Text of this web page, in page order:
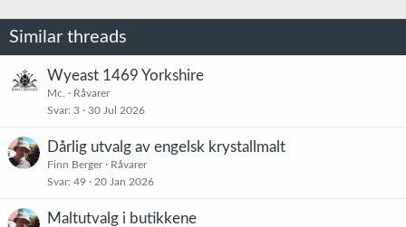
flasket jeg det, og jeg må si at jeg alt i alt ble veldig fornøyd. Jeg kan
ikke si at jeg kjenner en usmak fra gjær, eller at det lukter sats elns.
Ved bruk av internettet for å finne informasjon om turbogjær så
kommer det opp mye negativt om den, men min erfaring er
Er det noen andre her som har gode erfaringer med turbogjær?
Similar threads
Wyeast 1469 Yorkshire
Mc.
Råvarer
Svar 3 30 Jul 2026
Dårlig utvalg av engelsk krystallmalt
Finn Berger
Råvarer
Svar 49 20 Jan 2026
Maltutvalg i butikkene